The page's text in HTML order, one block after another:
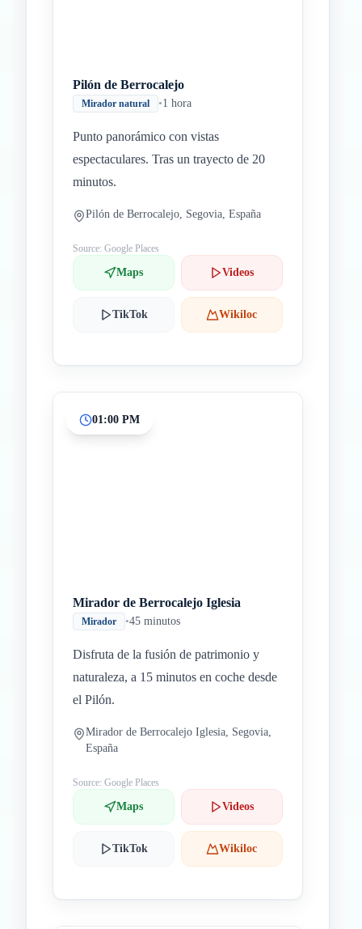
Pilón de Berrocalejo
Mirador natural •1 hora
Punto panorámico con vistas
espectaculares. Tras un trayecto de 20
minutos.
Pilón de Berrocalejo, Segovia, España
Source: Google Places
Maps Videos
TikTok Wikiloc
01:00 PM
Mirador de Berrocalejo Iglesia
Mirador •45 minutos
Disfruta de la fusión de patrimonio y
naturaleza, a 15 minutos en coche desde
el Pilón.
Mirador de Berrocalejo Iglesia, Segovia,
España
Source: Google Places
Maps Videos
TikTok Wikiloc